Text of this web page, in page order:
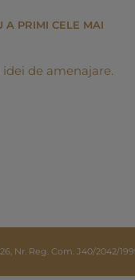
A PRIMI CELE MAI
de amenajare.
Nr. Reg. Com. J40/2042/